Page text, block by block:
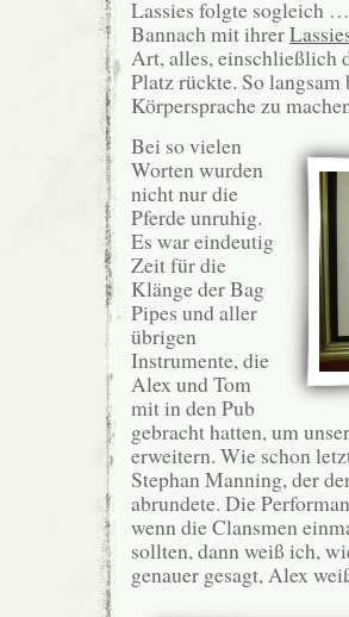
Lassies folgte sogleich
Bannach mit ihrer
Art, alles, einschließlich
Platz rückte. So
Körpersprache zu
Bei so vielen
Worten wurden
nicht nur die
Pferde unruhig.
Es war eindeutig
Zeit für die
Klänge der Bag
Pipes und aller
übrigen
Instrumente, die
Alex und Tom
mit in den Pub
gebracht hatten, um
erweitern. Wie schon
Stephan Manning, der
abrundete. Die
wenn die Clansmen
sollten, dann weiß ich,
genauer gesagt, Alex